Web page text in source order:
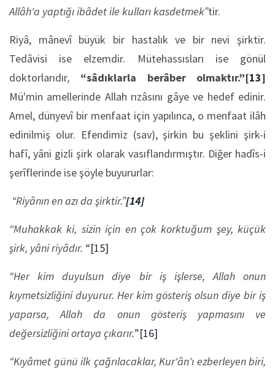
Allâh'a yaptığı ibâdet ile kulları kasdetmek”tir.
Riyâ, mânevî büyük bir hastalık ve bir nevi şirktir.
Tedâvisi ise elzemdir. Mütehassısları ise gönül
doktorlarıdır, “sâdıklarla berâber olmaktır.”[13]
Mü'min amellerinde Allah rızâsını gâye ve hedef edinir.
Amel, dünyevî bir menfaat için yapılınca, o menfaat ilâh
edinilmiş olur. Efendimiz (sav), şirkin bu şeklini şirk-i
hafî, yâni gizli şirk olarak vasıflandırmıştır. Diğer hadîs-i
şerîflerinde ise şöyle buyururlar:
“Riyânın en azı da şirktir.”[14]
“Muhakkak ki, sizin için en çok korktuğum şey, küçük
şirk, yâni riyâdır. “[15]
“Her kim duyulsun diye bir iş işlerse, Allah onun
kıymetsizliğini duyurur. Her kim gösteriş olsun diye bir iş
yaparsa, Allah da onun gösteriş yapmasını ve
değersizliğini ortaya çıkarır.”[16]
“Kıyâmet günü ilk çağrılacaklar, Kur'ân'ı ezberleyen biri,